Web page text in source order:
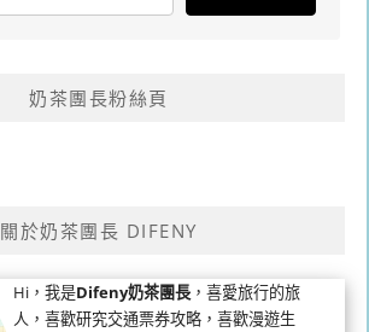
奶茶團長粉絲頁
關於奶茶團長 DIFENY
Hi，我是Difeny奶茶團長 ，喜愛旅行的旅
人，喜歡研究交通票券攻略，喜歡漫遊生